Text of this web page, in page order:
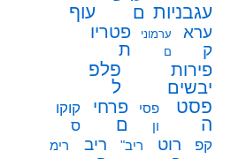
עגבניות ם
עוף
ערא
ק
ערמוני
ם
פטריו
ת
פירות
יבשים
פלפ
ל
פסט
ה
פסי
ון
פרחי
ם
קוקו
ס
קפ
רוט
ריב"
ריב
רימ